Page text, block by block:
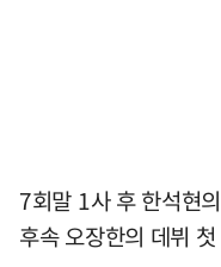
7회말 1사 후 한석현
후속 오장한의 데뷔